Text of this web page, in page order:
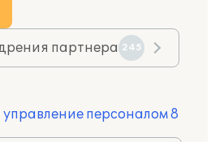
партнера 245
персоналом 8